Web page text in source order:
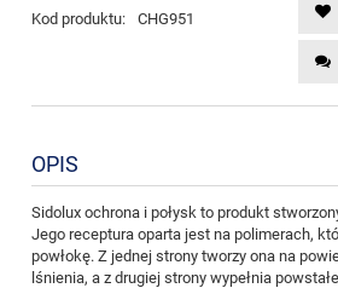
Kod produktu:
CHG951
OPIS
Sidolux ochrona i połysk to produkt
Jego receptura oparta jest na polimerach,
powłokę. Z jednej strony tworzy ona na
lśnienia, a z drugiej strony wypełnia